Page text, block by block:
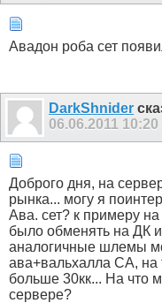
Авадон роба сет
DarkShnider
06.06.2011 10:20
Доброго дня, на
рынка... могу я
Ава. сет? к примеру
было обменять на ДК
аналогичные шлемы
ава+вальхалла СА, на
больше 30кк... На что
сервере?